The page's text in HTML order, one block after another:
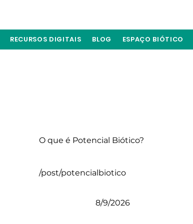
RECURSOS DIGITAIS BLOG ESPAÇO BIÓTICO
O que é Potencial Biótico?
/post/potencialbiotico
8/9/2026